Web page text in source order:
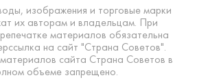
изображения и торговые марки
их авторам и владельцам. При
материалов обязательна
на сайт "Страна Советов".
сайта Страна Советов в
объеме запрещено.